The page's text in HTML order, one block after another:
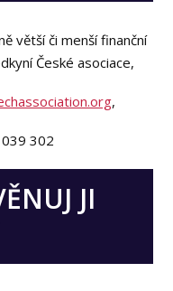
větší či menší finanční
České asociace,
,
302
JI